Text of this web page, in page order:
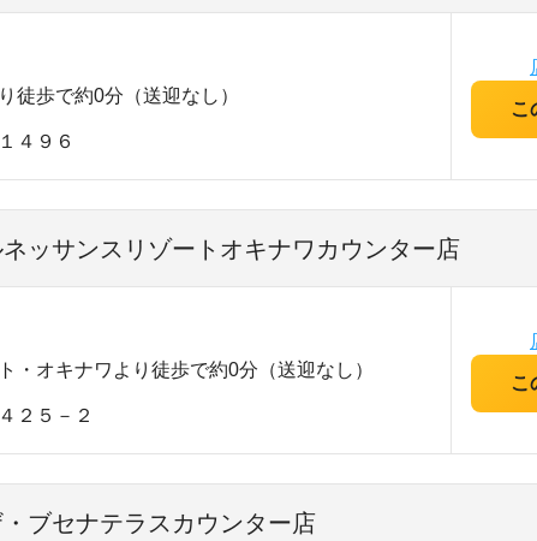
徒歩で約0分（送迎なし）
４９６
こ
ッサンスリゾートオキナワカウンター店
・オキナワより徒歩で約0分（送迎なし）
２５－２
こ
ブセナテラスカウンター店